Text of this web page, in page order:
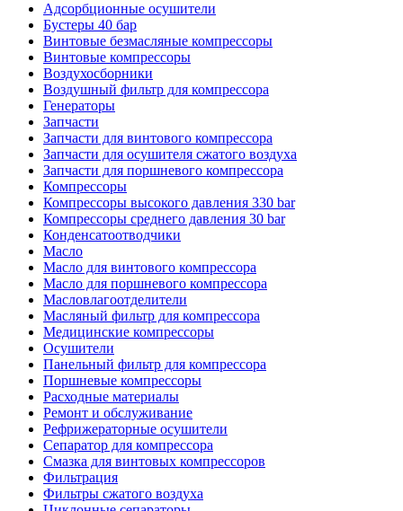
Адсорбционные осушители
Бустеры 40 бар
Винтовые безмасляные компрессоры
Винтовые компрессоры
Воздухосборники
Воздушный фильтр для компрессора
Генераторы
Запчасти
Запчасти для винтового компрессора
Запчасти для осушителя сжатого воздуха
Запчасти для поршневого компрессора
Компрессоры
Компрессоры высокого давления 330 bar
Компрессоры среднего давления 30 bar
Конденсатоотводчики
Масло
Масло для винтового компрессора
Масло для поршневого компрессора
Масловлагоотделители
Масляный фильтр для компрессора
Медицинские компрессоры
Осушители
Панельный фильтр для компрессора
Поршневые компрессоры
Расходные материалы
Ремонт и обслуживание
Рефрижераторные осушители
Сепаратор для компрессора
Смазка для винтовых компрессоров
Фильтрация
Фильтры сжатого воздуха